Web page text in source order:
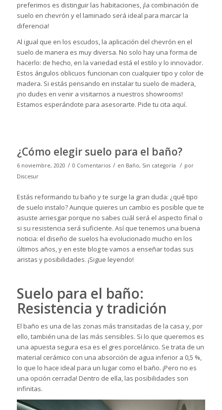
preferimos es distinguir las habitaciones, ¡la combinación de
suelo en chevrón y el laminado será ideal para marcar la
diferencia!
Al igual que en los escudos, la aplicación del chevrón en el
suelo de manera es muy diversa. No solo hay una forma de
hacerlo: de hecho, en la variedad está el estilo y lo innovador.
Estos ángulos oblicuos funcionan con cualquier tipo y color de
madera. Si estás pensando en instalar tu suelo de madera,
¡no dudes en venir a visitarnos a nuestros showrooms!
Estamos esperándote para asesorarte. Pide tu cita aquí.
¿Cómo elegir suelo para el baño?
6 noviembre, 2020 / 0 Comentarios / en Baño, Sin categoría / por
Discesur
Estás reformando tu baño y te surge la gran duda: ¿qué tipo
de suelo instalo? Aunque quieres un cambio es posible que te
asuste arriesgar porque no sabes cuál será el aspecto final o
si su resistencia será suficiente. Así que tenemos una buena
noticia: el diseño de suelos ha evolucionado mucho en los
últimos años, y en este blog te vamos a enseñar todas sus
aristas y posibilidades. ¡Sigue leyendo!
Suelo para el baño:
Resistencia y tradición
El baño es una de las zonas más transitadas de la casa y, por
ello, también una de las más sensibles. Si lo que queremos es
una apuesta segura esa es el gres porcelánico. Se trata de un
material cerámico con una absorción de agua inferior a 0,5 %,
lo que lo hace ideal para un lugar como el baño. ¡Pero no es
una opción cerrada! Dentro de ella, las posibilidades son
infinitas.